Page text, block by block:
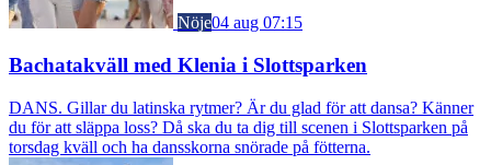
Nöje04 aug 07:15
Bachatakväll med Klenia i Slottsparken
DANS. Gillar du latinska rytmer? Är du glad för att dansa? Känner
du för att släppa loss? Då ska du ta dig till scenen i Slottsparken på
torsdag kväll och ha dansskorna snörade på fötterna.